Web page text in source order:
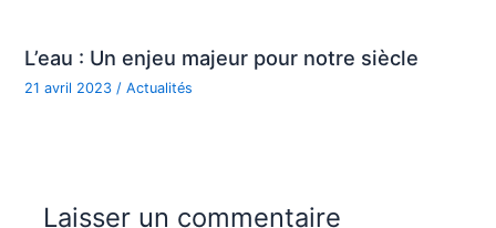
L’eau : Un enjeu majeur pour notre siècle
21 avril 2023 /Actualités
Laisser un commentaire